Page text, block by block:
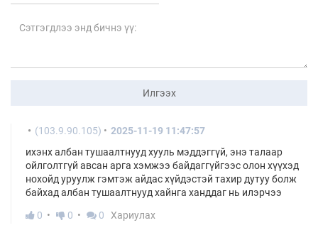
Илгээх
(103.9.90.105)
2025-11-19 11:47:57
ихэнх албан тушаалтнууд хууль мэддэггүй, энэ талаар
ойлголтгүй авсан арга хэмжээ байдаггүйгээс олон хүүхэд
нохойд уруулж гэмтэж айдас хүйдэстэй тахир дутуу болж
байхад албан тушаалтнууд хайнга ханддаг нь илэрчээ
0
0 0 Хариулах